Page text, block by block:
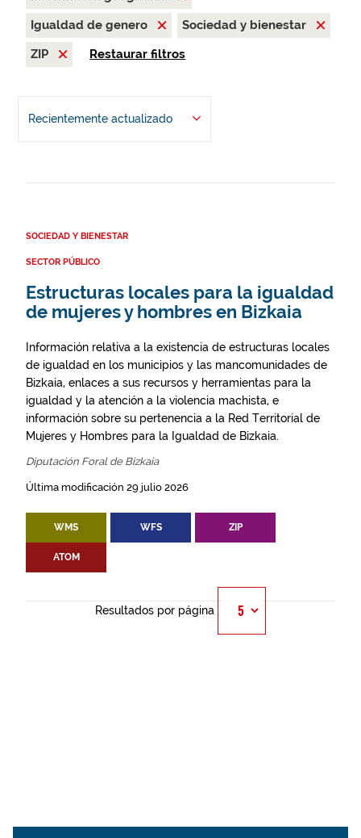
Igualdad de genero
Sociedad y bienestar
ZIP
Restaurar filtros
Recientemente actualizado
SOCIEDAD Y BIENESTAR
SECTOR PÚBLICO
Estructuras locales para la igualdad
de mujeres y hombres en Bizkaia
Información relativa a la existencia de estructuras locales
de igualdad en los municipios y las mancomunidades de
Bizkaia, enlaces a sus recursos y herramientas para la
igualdad y la atención a la violencia machista, e
información sobre su pertenencia a la Red Territorial de
Mujeres y Hombres para la Igualdad de Bizkaia.
Diputación Foral de Bizkaia
Última modificación 29 julio 2026
WMS WFS ZIP
ATOM
Resultados por página